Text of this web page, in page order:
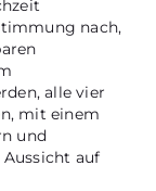
nach,
alle vier
mit einem
und
auf